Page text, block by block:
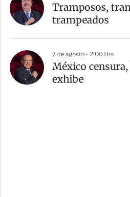
Tramposos,
trampeados
7 de agosto - 2:00 Hrs
México
exhibe